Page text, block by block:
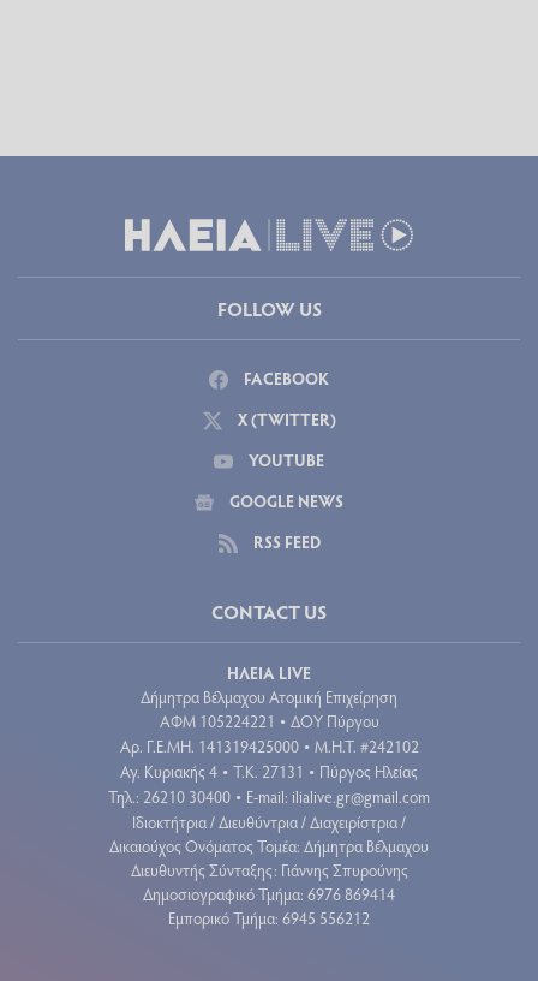
FOLLOW US
FACEBOOK
X (TWITTER)
YOUTUBE
GOOGLE NEWS
RSS FEED
CONTACT US
ΗΛΕΙΑ LIVE
Δήμητρα Βέλμαχου Ατομική Επιχείρηση
ΑΦΜ 105224221 • ΔΟΥ Πύργου
Aρ. Γ.Ε.ΜΗ. 141319425000 • Μ.Η.Τ. #242102
Αγ. Κυριακής 4 • Τ.Κ. 27131 • Πύργος Ηλείας
Τηλ.: 26210 30400 • E-mail: ilialive.gr@gmail.com
Ιδιοκτήτρια / Διευθύντρια / Διαχειρίστρια /
Δικαιούχος Ονόματος Τομέα: Δήμητρα Βέλμαχου
Διευθυντής Σύνταξης: Γιάννης Σπυρούνης
Δημοσιογραφικό Τμήμα: 6976 869414
Εμπορικό Τμήμα: 6945 556212